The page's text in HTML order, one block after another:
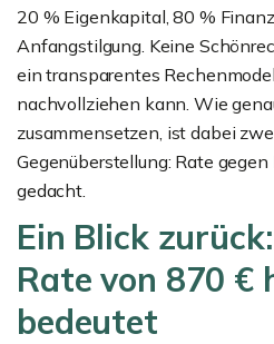
20 % Eigenkapital, 80 %
Anfangstilgung. Keine
ein transparentes
nachvollziehen kann. Wie
zusammensetzen, ist dabei
Gegenüberstellung: Rate gegen
gedacht.
Ein Blick
Rate von 870 €
bedeutet